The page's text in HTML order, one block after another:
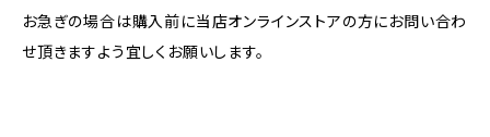
お急ぎの場合は購入前に当店オンラインストアの方にお問い合わ
せ頂きますよう宜しくお願いします。